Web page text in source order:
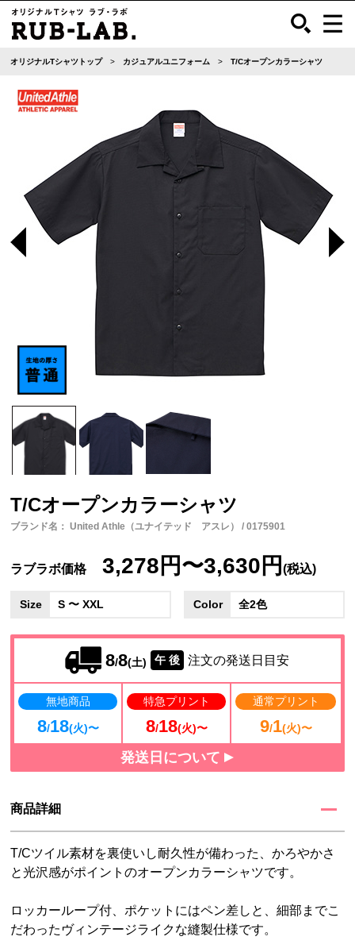
オリジナルTシャツトップ カジュアルユニフォーム T/Cオープンカラーシャツ
T/Cオープンカラーシャツ
ブランド名： United Athle（ユナイテッド アスレ） / 0175901
ラブラボ価格 3,278円〜3,630円(税込)
Size S 〜 XXL Color 全2色
8/8(土) 午 後 注文の発送日目安
無地商品
8/18(火)〜
特急プリント
8/18(火)〜
通常プリント
9/1(火)〜
発送日について
商品詳細
T/Cツイル素材を裏使いし耐久性が備わった、かろやかさ
と光沢感がポイントのオープンカラーシャツです。
ロッカーループ付、ポケットにはペン差しと、細部までこ
だわったヴィンテージライクな縫製仕様です。